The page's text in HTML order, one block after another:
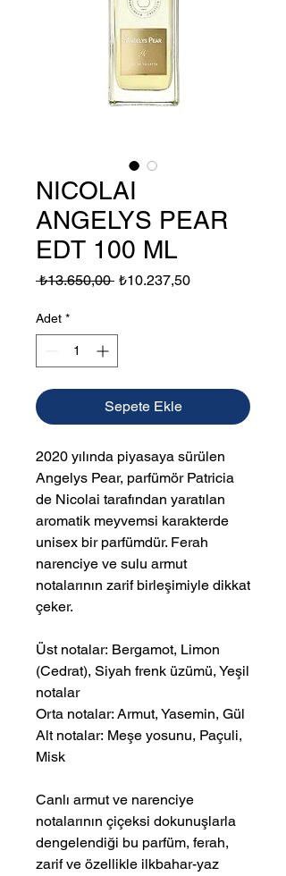
NICOLAI
ANGELYS PEAR
EDT 100 ML
₺13.650,00 Normal
₺10.237,50İndirimli
Adet *
Sepete Ekle
2020 yılında piyasaya sürülen
Angelys Pear, parfümör Patricia
de Nicolai tarafından yaratılan
aromatik meyvemsi karakterde
unisex bir parfümdür. Ferah
narenciye ve sulu armut
notalarının zarif birleşimiyle dikkat
çeker.
Üst notalar: Bergamot, Limon
(Cedrat), Siyah frenk üzümü, Yeşil
notalar
Orta notalar: Armut, Yasemin, Gül
Alt notalar: Meşe yosunu, Paçuli,
Misk
Canlı armut ve narenciye
notalarının çiçeksi dokunuşlarla
dengelendiği bu parfüm, ferah,
zarif ve özellikle ilkbahar-yaz